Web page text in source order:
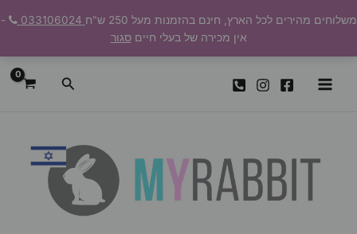
לתוכן
משלוחים מהירים לכל הארץ, חינם בהזמנות מעל 250 ש"ח
-
אין מכירה של בעלי חייםסגור
חיפוש